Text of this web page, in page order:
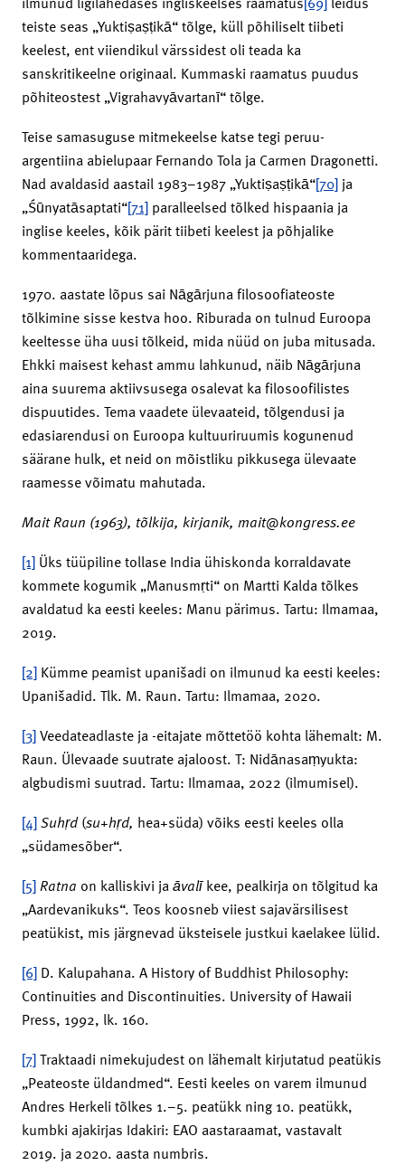
teiste seas „Yuktiṣaṣṭikā“ tõlge, küll põhiliselt tiibeti
keelest, ent viiendikul värssidest oli teada ka
sanskritikeelne originaal. Kummaski raamatus puudus
põhiteostest „Vigrahavyāvartanī“ tõlge.
Teise samasuguse mitmekeelse katse tegi peruu-
argentiina abielupaar Fernando Tola ja Carmen Dragonetti.
Nad avaldasid aastail 1983–1987 „Yuktiṣaṣṭikā“[70] ja
„Śūnyatāsaptati“[71] paralleelsed tõlked hispaania ja
inglise keeles, kõik pärit tiibeti keelest ja põhjalike
kommentaaridega.
1970. aastate lõpus sai Nāgārjuna filosoofiateoste
tõlkimine sisse kestva hoo. Riburada on tulnud Euroopa
keeltesse üha uusi tõlkeid, mida nüüd on juba mitusada.
Ehkki maisest kehast ammu lahkunud, näib Nāgārjuna
aina suurema aktiivsusega osalevat ka filosoofilistes
dispuutides. Tema vaadete ülevaateid, tõlgendusi ja
edasiarendusi on Euroopa kultuuriruumis kogunenud
säärane hulk, et neid on mõistliku pikkusega ülevaate
raamesse võimatu mahutada.
Mait Raun (1963), tõlkija, kirjanik, mait@kongress.ee
[1] Üks tüüpiline tollase India ühiskonda korraldavate
kommete kogumik „Manusmṛti“ on Martti Kalda tõlkes
avaldatud ka eesti keeles: Manu pärimus. Tartu: Ilmamaa,
2019.
[2] Kümme peamist upanišadi on ilmunud ka eesti keeles:
Upanišadid. Tlk. M. Raun. Tartu: Ilmamaa, 2020.
[3]Veedateadlaste ja -eitajate mõttetöö kohta lähemalt: M.
Raun. Ülevaade suutrate ajaloost. T: Nidānasaṃyukta:
algbudismi suutrad. Tartu: Ilmamaa, 2022 (ilmumisel).
[4]Suhṛd(su+hṛd, hea+süda) võiks eesti keeles olla
„südamesõber“.
[5]Ratna on kalliskivi jaāvalīkee, pealkirja on tõlgitud ka
„Aardevanikuks“. Teos koosneb viiest sajavärsilisest
peatükist, mis järgnevad üksteisele justkui kaelakee lülid.
[6] D. Kalupahana. A History of Buddhist Philosophy:
Continuities and Discontinuities. University of Hawaii
Press, 1992, lk. 160.
[7]Traktaadi nimekujudest on lähemalt kirjutatud peatükis
„Peateoste üldandmed“. Eesti keeles on varem ilmunud
Andres Herkeli tõlkes 1.–5. peatükk ning 10. peatükk,
kumbki ajakirjas Idakiri: EAO aastaraamat, vastavalt
2019. ja 2020. aasta numbris.